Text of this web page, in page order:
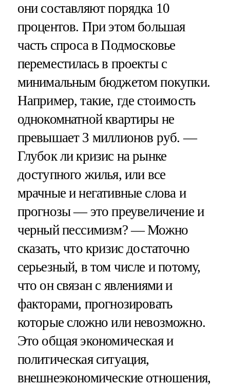
они составляют порядка 10
процентов. При этом большая
часть спроса в Подмосковье
переместилась в проекты с
минимальным бюджетом покупки.
Например, такие, где стоимость
однокомнатной квартиры не
превышает 3 миллионов руб. —
Глубок ли кризис на рынке
доступного жилья, или все
мрачные и негативные слова и
прогнозы — это преувеличение и
черный пессимизм? — Можно
сказать, что кризис достаточно
серьезный, в том числе и потому,
что он связан с явлениями и
факторами, прогнозировать
которые сложно или невозможно.
Это общая экономическая и
политическая ситуация,
внешнеэкономические отношения,